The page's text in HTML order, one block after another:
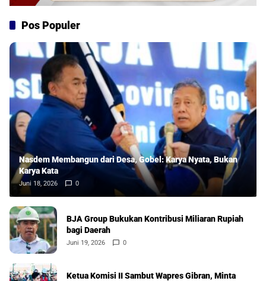
Pos Populer
Nasdem Membangun dari Desa, Gobel: Karya Nyata, Bukan
Karya Kata
Juni 18, 2026 0
BJA Group Bukukan Kontribusi Miliaran Rupiah
bagi Daerah
Juni 19, 2026 0
Ketua Komisi II Sambut Wapres Gibran, Minta